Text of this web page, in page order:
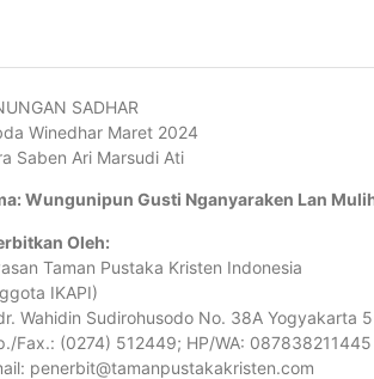
SADHAR
Winedhar Maret 2024
Saben Ari Marsudi Ati
Wungunipun Gusti Nganyaraken Lan
Oleh:
Taman Pustaka Kristen Indonesia
IKAPI)
Wahidin Sudirohusodo No. 38A Yogyakarta
Fax.: (0274) 512449; HP/WA: 087838211445
penerbit@tamanpustakakristen.com